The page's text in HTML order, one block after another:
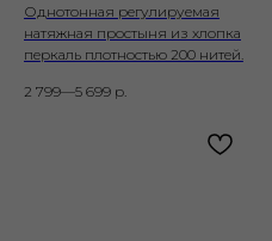
Однотонная регулируемая
натяжная простыня из хлопка
перкаль плотностью 200 нитей.
2 799—5 699 р.